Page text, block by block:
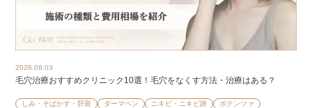
2026.08.03
毛穴治療おすすめクリニック10選！毛穴をなくす方法・治療はある？
しみ・そばかす・肝斑 ダーマペン ニキビ・ニキビ跡
ポテンツァ